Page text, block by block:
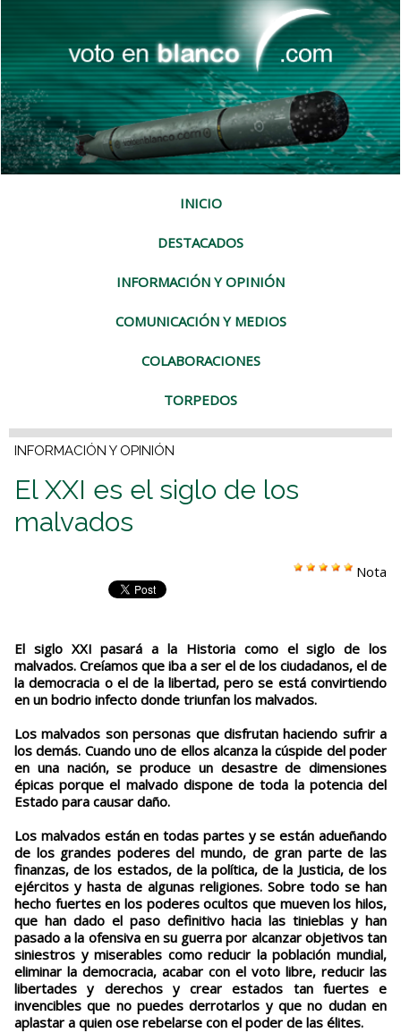
INICIO
DESTACADOS
INFORMACIÓN Y OPINIÓN
COMUNICACIÓN Y MEDIOS
COLABORACIONES
TORPEDOS
INFORMACIÓN Y OPINIÓN
El XXI es el siglo de los
malvados
Nota
El siglo XXI pasará a la Historia como el siglo de los
malvados. Creíamos que iba a ser el de los ciudadanos, el de
la democracia o el de la libertad, pero se está convirtiendo
en un bodrio infecto donde triunfan los malvados.
Los malvados son personas que disfrutan haciendo sufrir a
los demás. Cuando uno de ellos alcanza la cúspide del poder
en una nación, se produce un desastre de dimensiones
épicas porque el malvado dispone de toda la potencia del
Estado para causar daño.
Los malvados están en todas partes y se están adueñando
de los grandes poderes del mundo, de gran parte de las
finanzas, de los estados, de la política, de la Justicia, de los
ejércitos y hasta de algunas religiones. Sobre todo se han
hecho fuertes en los poderes ocultos que mueven los hilos,
que han dado el paso definitivo hacia las tinieblas y han
pasado a la ofensiva en su guerra por alcanzar objetivos tan
siniestros y miserables como reducir la población mundial,
eliminar la democracia, acabar con el voto libre, reducir las
libertades y derechos y crear estados tan fuertes e
invencibles que no puedes derrotarlos y que no dudan en
aplastar a quien ose rebelarse con el poder de las élites.